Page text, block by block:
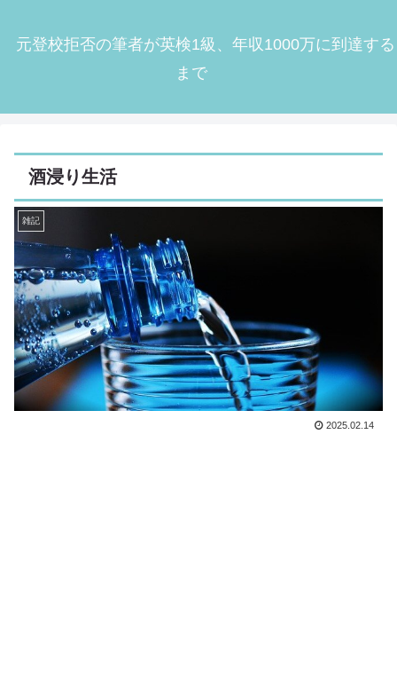
元登校拒否の筆者が英検1級、年収1000万に到達する
まで
酒浸り生活
雑記
2025.02.14